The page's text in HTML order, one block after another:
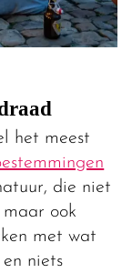
het meest
die niet
ook
met wat
niets